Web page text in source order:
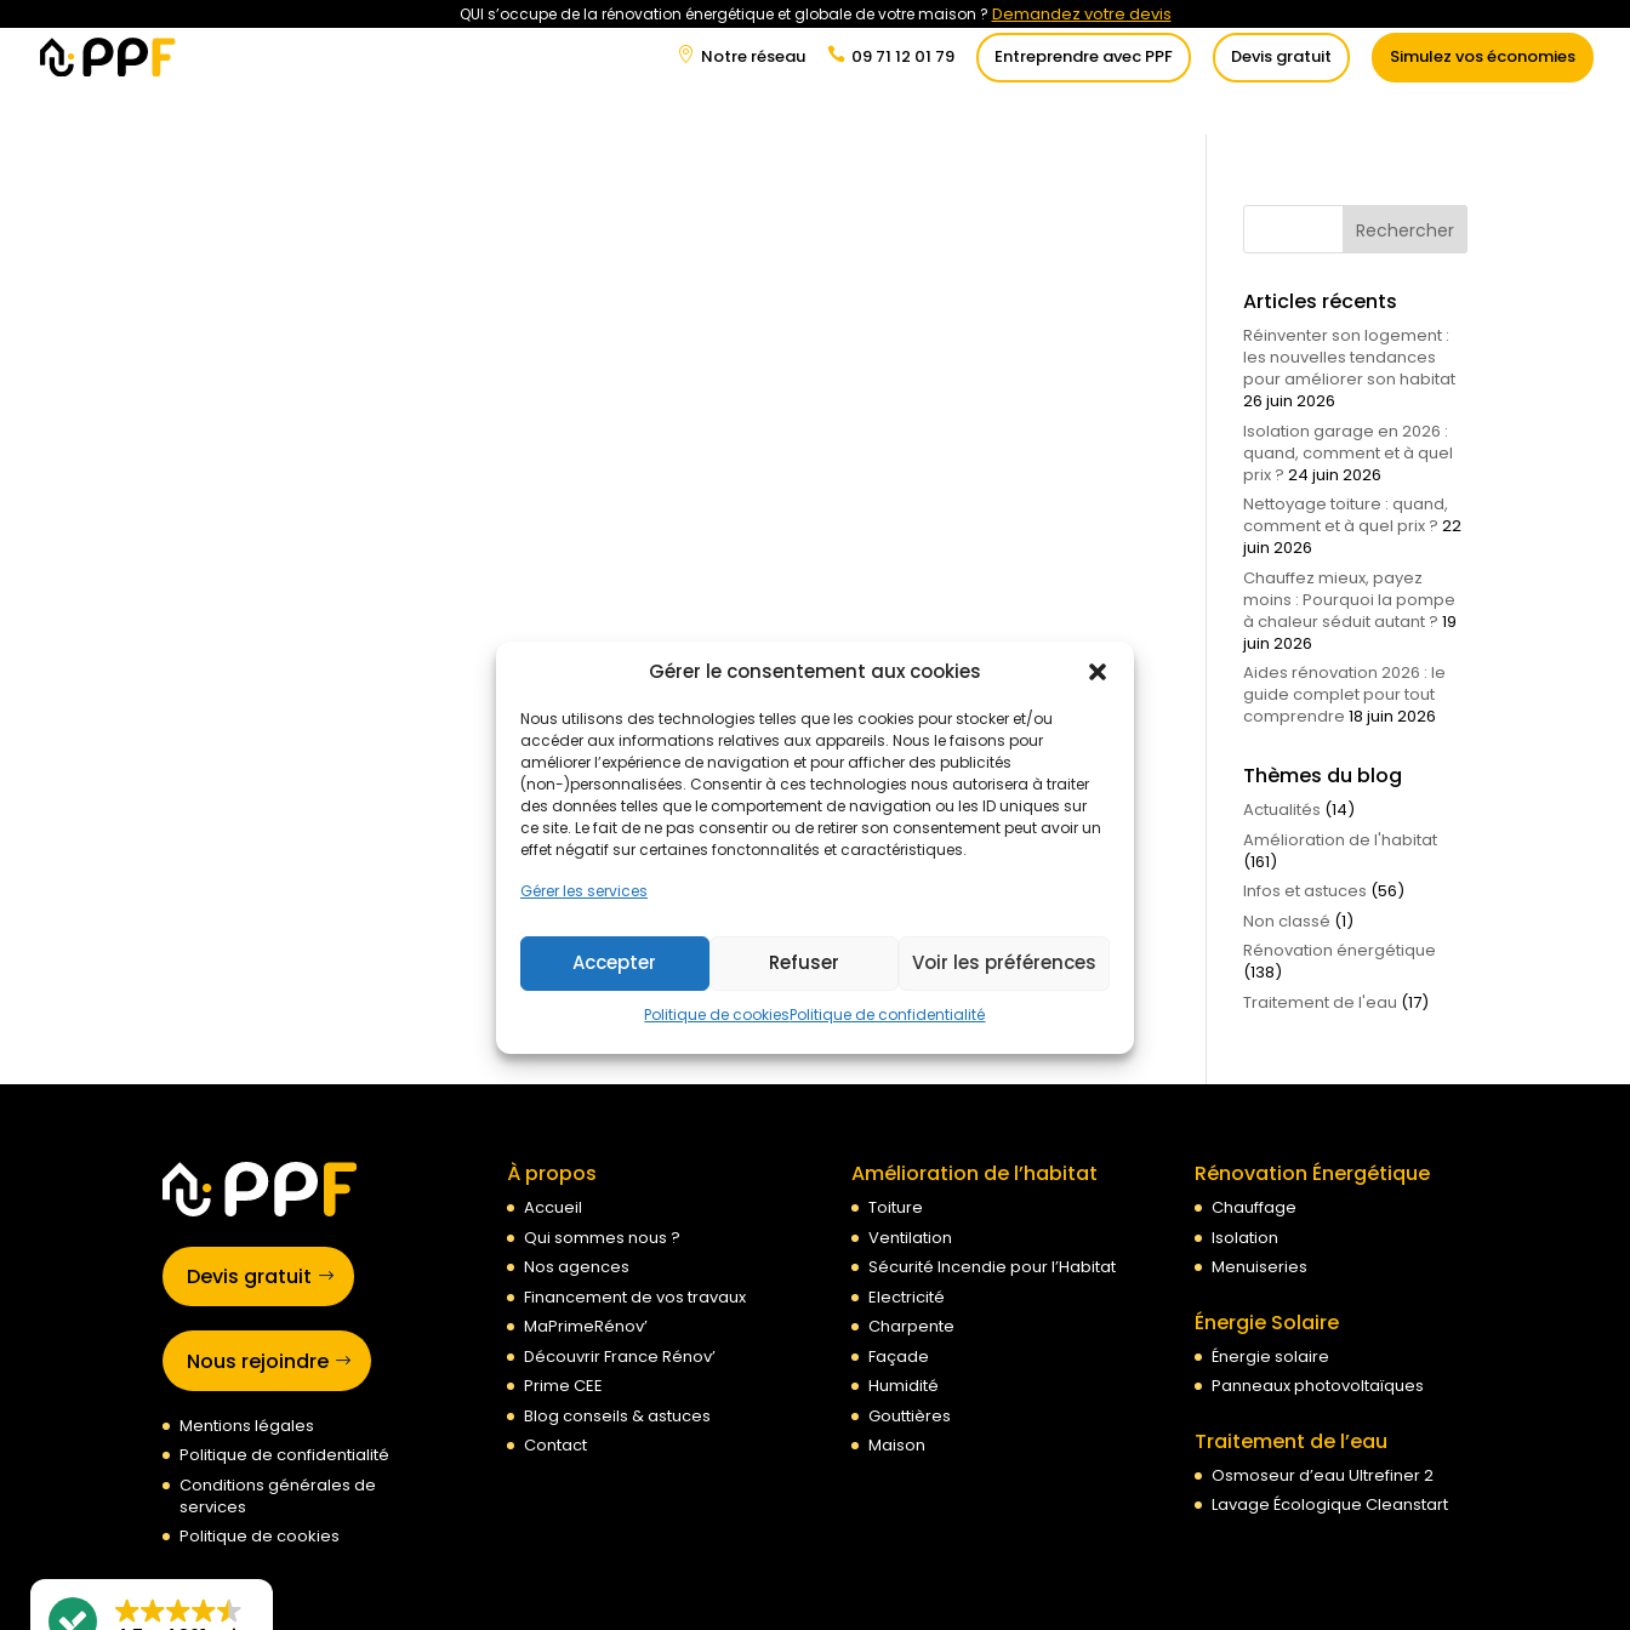
Gérer le consentement aux cookies
Nous utilisons des technologies telles que les cookies pour stocker et/ou
accéder aux informations relatives aux appareils. Nous le faisons pour
améliorer l’expérience de navigation et pour afficher des publicités
(non-)personnalisées. Consentir à ces technologies nous autorisera à traiter
des données telles que le comportement de navigation ou les ID uniques sur
ce site. Le fait de ne pas consentir ou de retirer son consentement peut avoir un
effet négatif sur certaines fonctonnalités et caractéristiques.
Gérer les services
Accepter Refuser Voir les préférences
Politique de cookiesPolitique de confidentialité
QUI s’occupe de la rénovation énergétique et globale de votre maison ? Demandez votre devis
Notre réseau
09 71 12 01 79 Entreprendre avec PPF Devis gratuit Simulez vos économies
Rénovation Énergétique Énergies Renouvelables Traitement de l’eau Conseils
Articles récents
Réinventer son logement :
les nouvelles tendances
pour améliorer son habitat
26 juin 2026
Isolation garage en 2026 :
quand, comment et à quel
prix ? 24 juin 2026
Nettoyage toiture : quand,
comment et à quel prix ? 22
juin 2026
Chauffez mieux, payez
moins : Pourquoi la pompe
à chaleur séduit autant ? 19
juin 2026
Aides rénovation 2026 : le
guide complet pour tout
comprendre 18 juin 2026
Thèmes du blog
Actualités (14)
Amélioration de l'habitat
(161)
Infos et astuces (56)
Non classé (1)
Rénovation énergétique
(138)
Traitement de l'eau (17)
Devis gratuit
Nous rejoindre
Mentions légales
Politique de confidentialité
Conditions générales de
services
Politique de cookies
À propos
Accueil
Qui sommes nous ?
Nos agences
Financement de vos travaux
MaPrimeRénov’
Découvrir France Rénov’
Prime CEE
Blog conseils & astuces
Contact
Amélioration de l’habitat
Toiture
Ventilation
Sécurité Incendie pour l’Habitat
Electricité
Charpente
Façade
Humidité
Gouttières
Maison
Rénovation Énergétique
Chauffage
Isolation
Menuiseries
Énergie Solaire
Énergie solaire
Panneaux photovoltaïques
Traitement de l’eau
Osmoseur d’eau Ultrefiner 2
Lavage Écologique Cleanstart